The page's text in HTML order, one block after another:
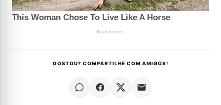
GOSTOU? COMPARTILHE COM AMIGOS!